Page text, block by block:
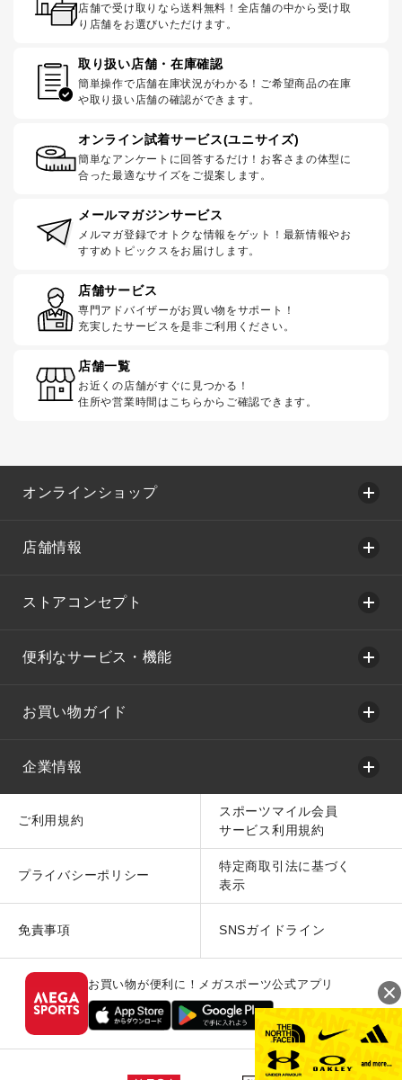
店舗で受け取りなら送料無料！全店舗の中から受け取
り店舗をお選びいただけます。
取り扱い店舗・在庫確認
簡単操作で店舗在庫状況がわかる！ご希望商品の在庫
や取り扱い店舗の確認ができます。
オンライン試着サービス(ユニサイズ)
簡単なアンケートに回答するだけ！お客さまの体型に
合った最適なサイズをご提案します。
メールマガジンサービス
メルマガ登録でオトクな情報をゲット！最新情報やお
すすめトピックスをお届けします。
店舗サービス
専門アドバイザーがお買い物をサポート！
充実したサービスを是非ご利用ください。
店舗一覧
お近くの店舗がすぐに見つかる！
住所や営業時間はこちらからご確認できます。
オンラインショップ
店舗情報
ストアコンセプト
便利なサービス・機能
お買い物ガイド
企業情報
ご利用規約
スポーツマイル会員
サービス利用規約
プライバシーポリシー
特定商取引法に基づく
表示
免責事項 SNSガイドライン
お買い物が便利に！メガスポーツ公式アプリ